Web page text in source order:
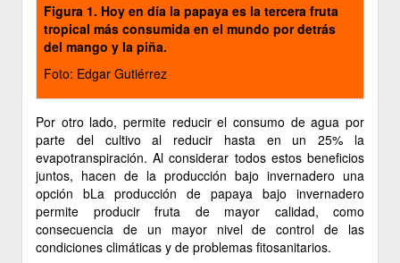
Figura 1. Hoy en día la papaya es la tercera fruta
tropical más consumida en el mundo por detrás
del mango y la piña.
Foto: Edgar Gutiérrez
Por otro lado, permite reducir el consumo de agua por
parte del cultivo al reducir hasta en un 25% la
evapotranspiración. Al considerar todos estos beneficios
juntos, hacen de la producción bajo invernadero una
opción bLa producción de papaya bajo invernadero
permite producir fruta de mayor calidad, como
consecuencia de un mayor nivel de control de las
condiciones climáticas y de problemas fitosanitarios.